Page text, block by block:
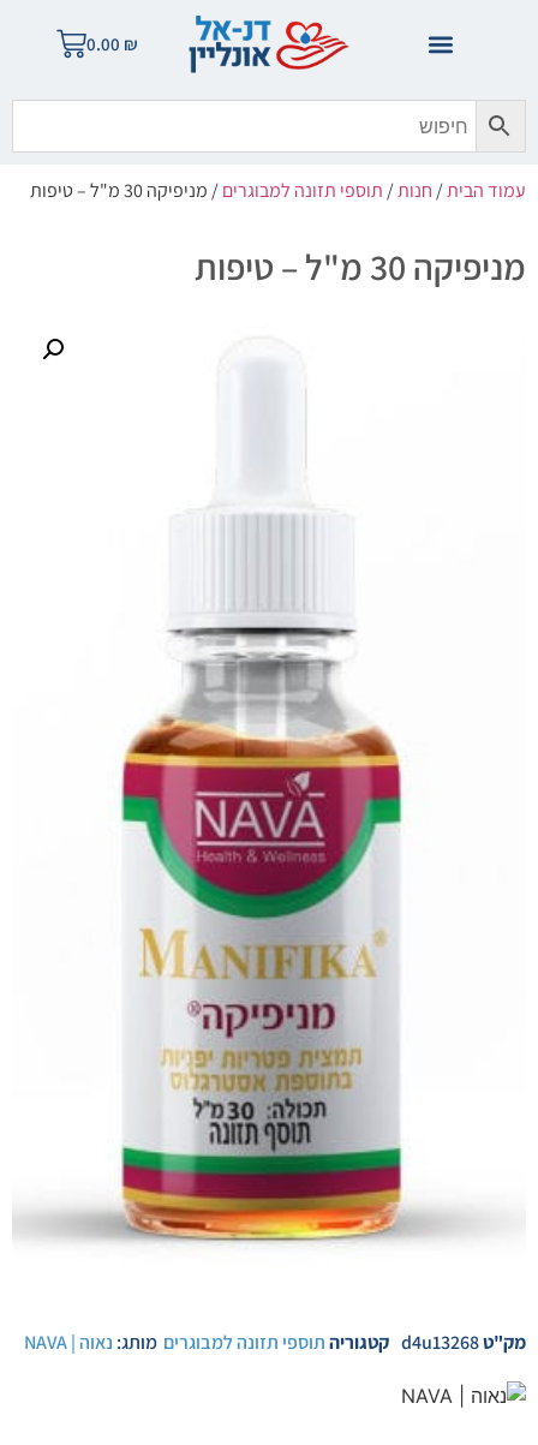
0.00 ₪
עמוד הבית/חנות/תוספי תזונה למבוגרים/ מניפיקה 30 מ"ל – טיפות
מניפיקה 30 מ"ל – טיפות
מק"טd4u13268 קטגוריהתוספי תזונה למבוגרים מותג: נאוה | NAVA